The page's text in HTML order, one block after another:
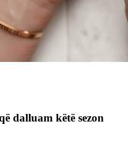
dalluam këtë sezon